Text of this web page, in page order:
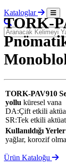
Kataloglar
TORK-
TORK-PAV910
yollu küresel vana
DA:Çift etkili
SR:Tek etkili
Kullanıldığı Yerler
yağlar, korozif
Ürün Kataloğu